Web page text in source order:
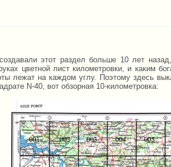
этот раздел больше 10 лет
цветной лист километровки, и каким
лежат на каждом углу. Поэтому здесь
N-40, вот обзорная 10-километровка: